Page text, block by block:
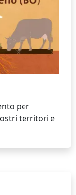
per
territori e